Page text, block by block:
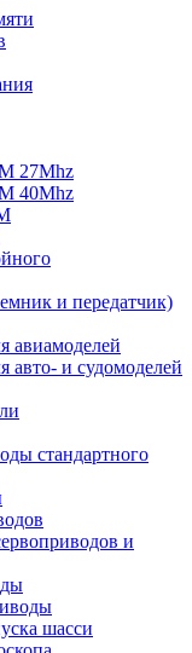
27Mhz
40Mhz
и передатчик)
авиамоделей
авто- и судомоделей
стандартного
и
шасси